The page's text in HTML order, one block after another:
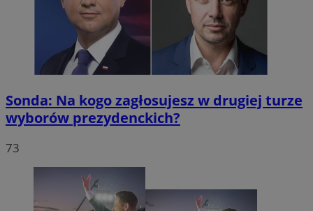
Sonda: Na kogo zagłosujesz w drugiej turze
wyborów prezydenckich?
73